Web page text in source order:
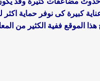
كبيرة كى نوفر حماية اكثر
الموقع ففية الكثير من